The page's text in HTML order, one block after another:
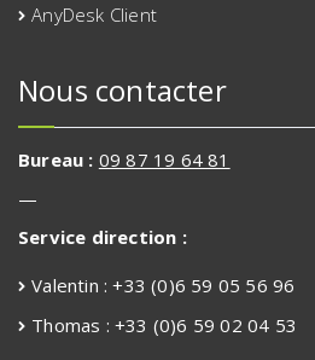
AnyDesk Client
Nous contacter
Bureau : 09 87 19 64 81
—
Service direction :
Valentin : +33 (0)6 59 05 56 96
Thomas : +33 (0)6 59 02 04 53